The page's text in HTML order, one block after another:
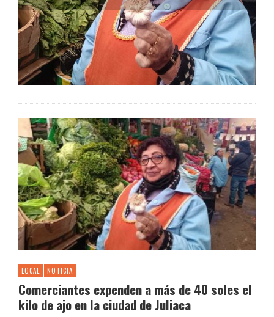
LOCAL NOTICIA
Comerciantes expenden a más de 40 soles el
kilo de ajo en la ciudad de Juliaca